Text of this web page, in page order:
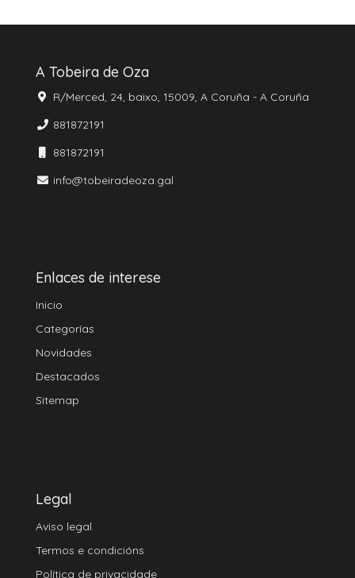
A Tobeira de Oza
R/Merced, 24, baixo, 15009, A Coruña - A Coruña
881872191
881872191
info@tobeiradeoza.gal
Enlaces de interese
Inicio
Categorías
Novidades
Destacados
Sitemap
Legal
Aviso legal
Termos e condicións
Política de privacidade